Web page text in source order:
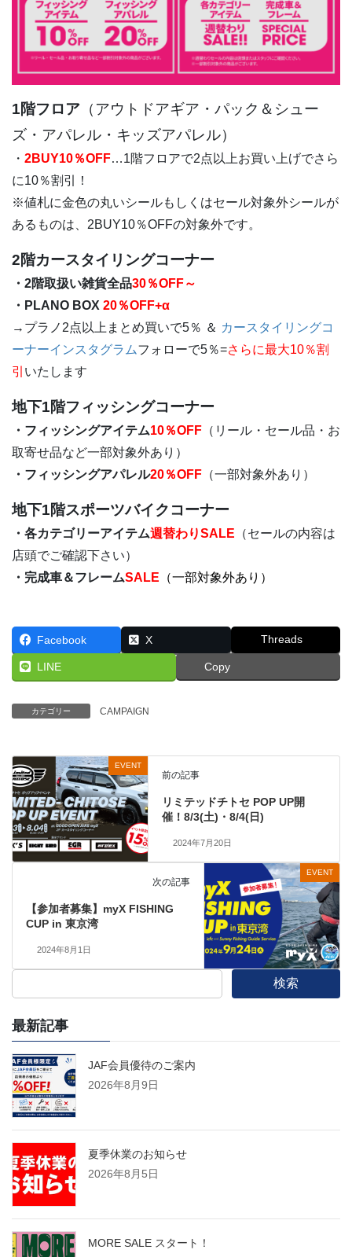
1階フロア （アウトドアギア・パック＆シュー
ズ・アパレル・キッズアパレル）
・ 2BUY10％OFF…1階フロアで2点以上お買い上げでさら
に10％割引！
※値札に金色の丸いシールもしくはセール対象外シールが
あるものは、2BUY10％OFFの対象外です。
2階カースタイリングコーナー
・2階取扱い雑貨全品30％OFF～
・PLANO BOX 20％OFF+α
→プラノ2点以上まとめ買いで5％ ＆ カースタイリングコ
ーナーインスタグラムフォローで5％=さらに最大10％割
引 いたします
地下1階フィッシングコーナー
・フィッシングアイテム10％OFF （リール・セール品・お
取寄せ品など一部対象外あり）
・フィッシングアパレル20％OFF （一部対象外あり）
地下1階スポーツバイクコーナー
・各カテゴリーアイテム週替わりSALE （セールの内容は
店頭でご確認下さい）
・完成車＆フレームSALE （一部対象外あり）
Facebook X Threads
LINE Copy
カテゴリー CAMPAIGN
EVENT
前の記事
リミテッドチトセ POP UP開
催！8/3(土)・8/4(日)
2024年7月20日
EVENT
次の記事
【参加者募集】myX FISHING
CUP in 東京湾
2024年8月1日
検索
最新記事
JAF会員優待のご案内
2026年8月9日
夏季休業のお知らせ
2026年8月5日
MORE SALE スタート！